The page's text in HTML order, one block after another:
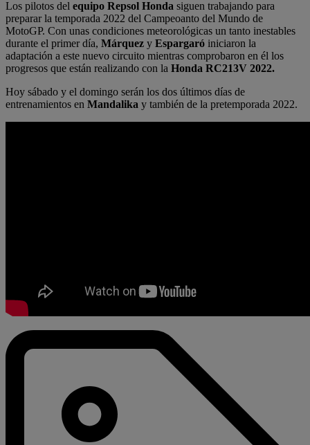
Los pilotos del equipo Repsol Honda siguen trabajando para
preparar la temporada 2022 del Campeoanto del Mundo de
MotoGP. Con unas condiciones meteorológicas un tanto inestables
durante el primer día, Márquez y Espargaró iniciaron la
adaptación a este nuevo circuito mientras comprobaron en él los
progresos que están realizando con la Honda RC213V 2022.
Hoy sábado y el domingo serán los dos últimos días de
entrenamientos en Mandalika y también de la pretemporada 2022.